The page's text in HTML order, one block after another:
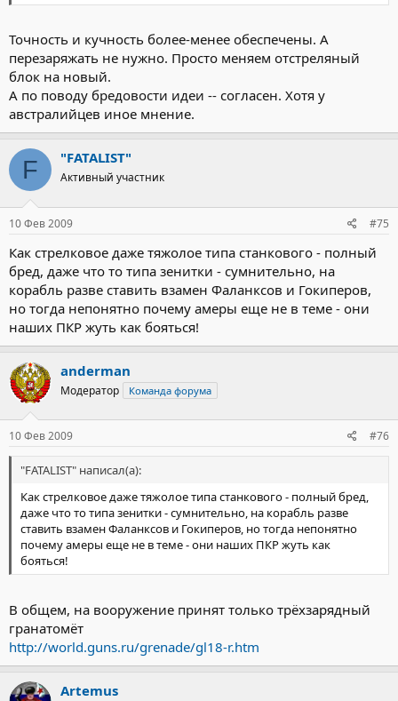
Точность и кучность более-менее обеспечены. А
перезаряжать не нужно. Просто меняем отстреляный
блок на новый.
А по поводу бредовости идеи -- согласен. Хотя у
австралийцев иное мнение.
F "FATALIST"
Активный участник
10 Фев 2009 #75
Как стрелковое даже тяжолое типа станкового - полный
бред, даже что то типа зенитки - сумнительно, на
корабль разве ставить взамен Фаланксов и Гокиперов,
но тогда непонятно почему амеры еще не в теме - они
наших ПКР жуть как бояться!
anderman
Модератор Команда форума
10 Фев 2009 #76
"FATALIST" написал(а):
Как стрелковое даже тяжолое типа станкового - полный бред,
даже что то типа зенитки - сумнительно, на корабль разве
ставить взамен Фаланксов и Гокиперов, но тогда непонятно
почему амеры еще не в теме - они наших ПКР жуть как
бояться!
В общем, на вооружение принят только трёхзарядный
гранатомёт
http://world.guns.ru/grenade/gl18-r.htm
Artemus